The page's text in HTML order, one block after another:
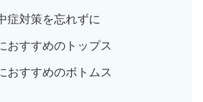
症対策を忘れずに
おすすめのトップス
おすすめのボトムス